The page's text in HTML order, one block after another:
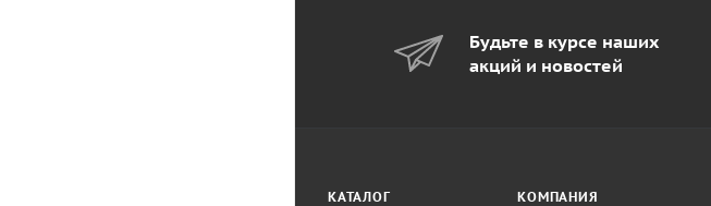
Будьте в курсе наших
акций и новостей
КАТАЛОГ КОМПАНИЯ